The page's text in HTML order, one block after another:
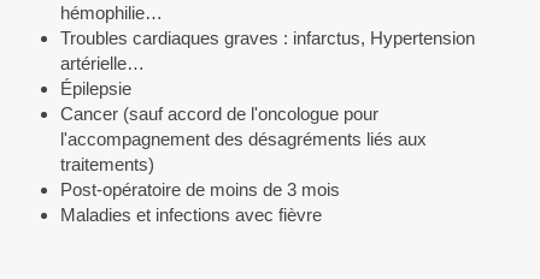
hémophilie…
Troubles cardiaques graves : infarctus, Hypertension
artérielle…
Épilepsie
Cancer (sauf accord de l'oncologue pour
l'accompagnement des désagréments liés aux
traitements)
Post-opératoire de moins de 3 mois
Maladies et infections avec fièvre